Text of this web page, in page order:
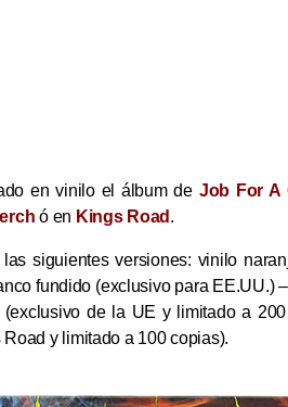
en vinilo el álbum de Job For A
ó en Kings Road .
siguientes versiones: vinilo
fundido (exclusivo para EE.UU.)
de la UE y limitado a
y limitado a 100 copias).